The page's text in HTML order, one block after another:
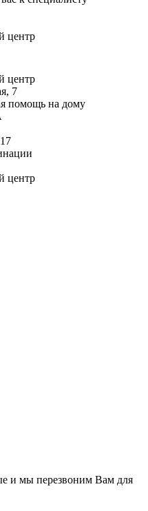
центр
центр
7
помощь на дому
центр
и мы перезвоним Вам для